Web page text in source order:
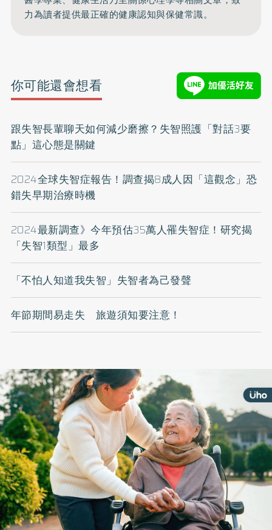
力為讀者提供最正確的健康認知與保健常識。
你可能還會想看
跟失智長輩聊天如何減少磨擦？失智照護「對話3要
點」這心態是關鍵
2024全球失智症報告！調查揭8成人因「這觀念」恐
錯失早期治療時機
2024最新調查》今年預估35萬人罹失智症！研究揭
「失智1類型」最多
「不怕人知道我失智」失智者為己發聲
年節期間易走失 旅遊須知要注意！